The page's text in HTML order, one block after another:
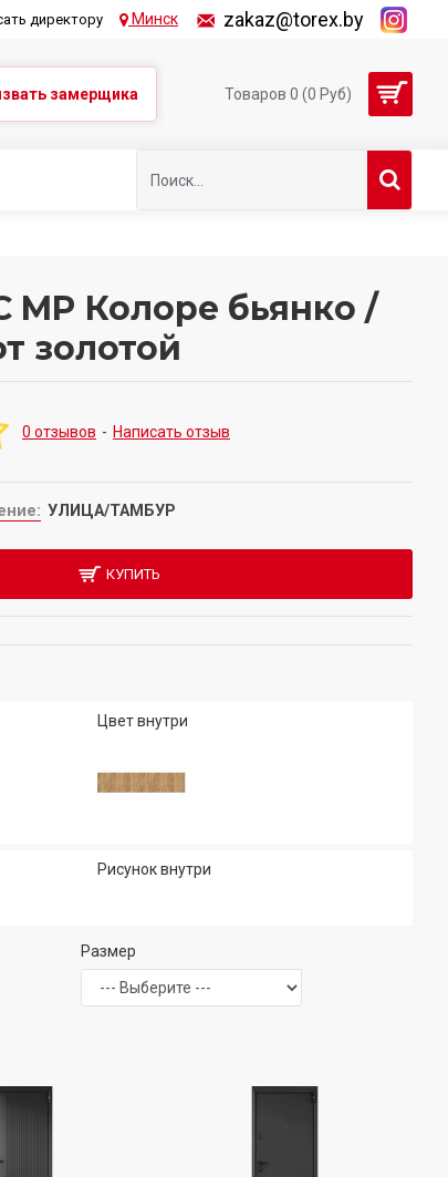
директору Минск zakaz@torex.by
замерщика Товаров 0 (0 Руб)
MP Колоре бьянко /
золотой
0 отзывов - Написать отзыв
УЛИЦА/ТАМБУР
КУПИТЬ
Цвет внутри
Рисунок внутри
Размер